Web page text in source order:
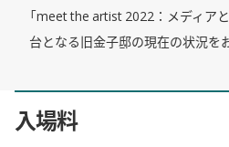
「meet the artist 2022：メディア
台となる旧金子邸の現在の状況を
入場料